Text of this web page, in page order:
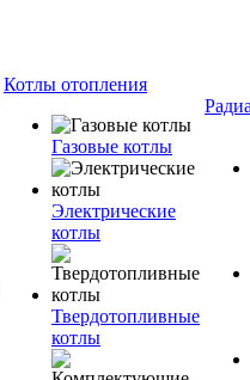
Котлы отопления
Газовые котлы
Электрические
котлы
Твердотопливные
котлы